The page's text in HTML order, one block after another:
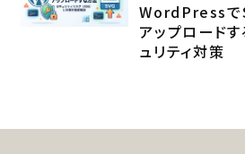
WordPressで
アップロード
ュリティ対策